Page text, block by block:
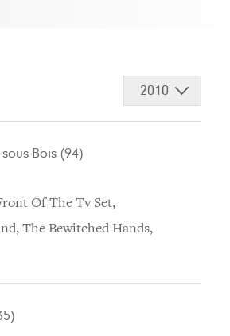
2010
Bois (94)
Of The Tv Set,
, The Bewitched Hands,